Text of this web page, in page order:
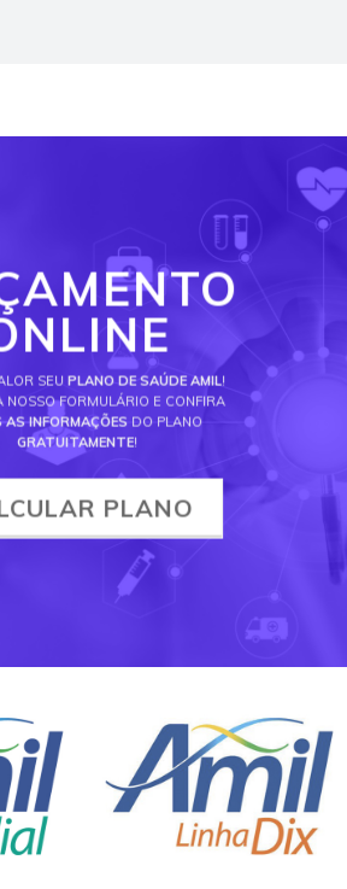
SEU PLANO DE SAÚDE AMIL!
NOSSO FORMULÁRIO E CONFIRA
INFORMAÇÕES DO PLANO
GRATUITAMENTE!
PLANO